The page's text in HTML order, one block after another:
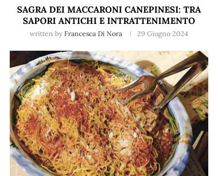
SAGRA DEI MACCARONI CANEPINESI: TRA
SAPORI ANTICHI E INTRATTENIMENTO
written by Francesca Di Nora 29 Giugno 2024